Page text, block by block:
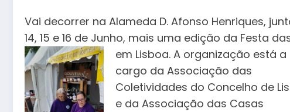
Vai decorrer na Alameda D. Afonso Henriques,
14, 15 e 16 de Junho, mais uma edição da Festa
em Lisboa. A organização está a
cargo da Associação das
Coletividades do Concelho de
e da Associação das Casas